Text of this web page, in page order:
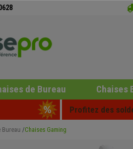
de Bureau Chaises
Profitez des
Bureau Chaises Gaming